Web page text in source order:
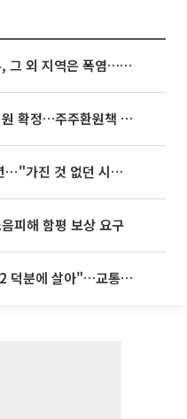
동해안은 시간당 80㎜ 폭우, 그 외 지역은 폭염…‘극과 극 날씨’
SK하이닉스, 분기배당 375원 확정…주주환원책 9월로 앞당겨 발표
임영웅, 어느덧 데뷔 10주년⋯"가진 것 없던 시절, 내 앞엔 20명의 팬뿐"
피해 함평 보상 요구
'굿 윌 헌팅' 배우 "기아 EV2 덕분에 살아"…교통사고 후 안전성 극찬